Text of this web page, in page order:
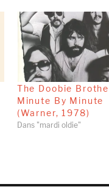
The Doobie
Minute By Minute
(Warner, 1978)
Dans "mardi oldie"